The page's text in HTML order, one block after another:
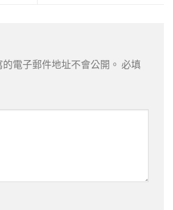
電子郵件地址不會公開。 必填